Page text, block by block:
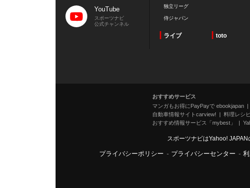
YouTube
スポーツナビ
公式チャンネル
独立リーグ
侍ジャパン
ライブ toto
おすすめサービス
マンガもお得にPayPayで ebookjapan
自動車情報サイトcarview!
料理レシ
おすすめ情報サービス「mybest」
スポーツナビはYahoo!
プライバシーポリシー - プライバシーセンター -